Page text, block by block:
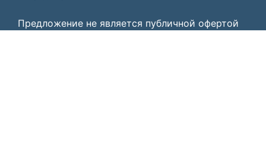
Предложение не является публичной офертой